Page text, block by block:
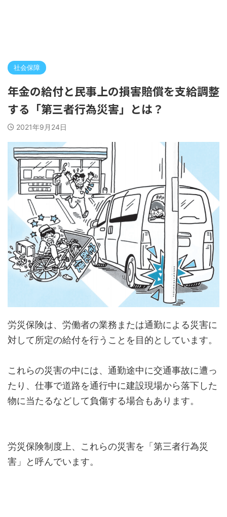
社会保障
年金の給付と民事上の損害賠償を支給調整
する「第三者行為災害」とは？
2021年9月24日
労災保険は、労働者の業務または通勤による災害に
対して所定の給付を行うことを目的としています。
これらの災害の中には、通勤途中に交通事故に遭っ
たり、仕事で道路を通行中に建設現場から落下した
物に当たるなどして負傷する場合もあります。
労災保険制度上、これらの災害を「第三者行為災
害」と呼んでいます。